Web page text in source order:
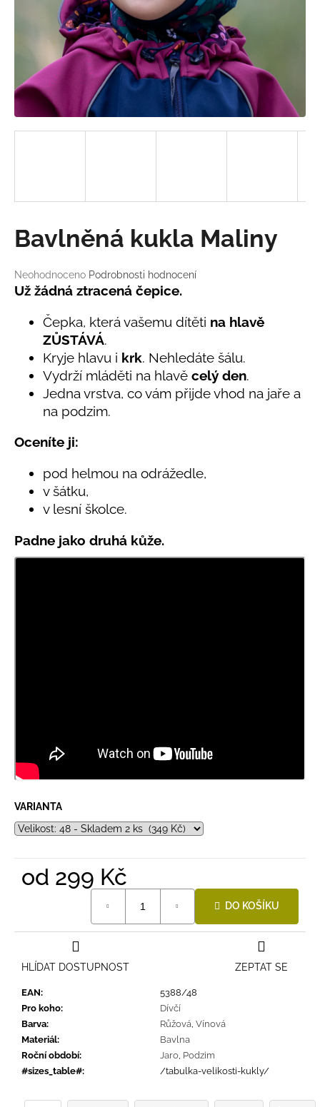
Průměrné
hodnocení
hvězdiček.
Neohodnoceno Podrobnosti hodnocení
Bavlněná kukla Maliny
Už žádná ztracená čepice.
Čepka, která vašemu dítěti na hlavě
ZŮSTÁVÁ.
Kryje hlavu i krk. Nehledáte šálu.
Vydrží mláděti na hlavě celý den.
Jedna vrstva, co vám přijde vhod na jaře a
na podzim.
Oceníte ji:
pod helmou na odrážedle,
v šátku,
v lesní školce.
Padne jako druhá kůže.
VARIANTA
od 299 Kč
DO KOŠÍKU
EAN:
5388/48
Pro koho:
Dívčí
Barva: Růžová Vínová
Materiál:
Bavlna
Roční období: Jaro Podzim
#sizes_table#: /tabulka-velikosti-kukly/
ZEPTAT SE
HLÍDAT DOSTUPNOST
?
D
o
o
r
LETNÍ
KALHOTY
TYRKYSOVÉ
KORÁLKY
695